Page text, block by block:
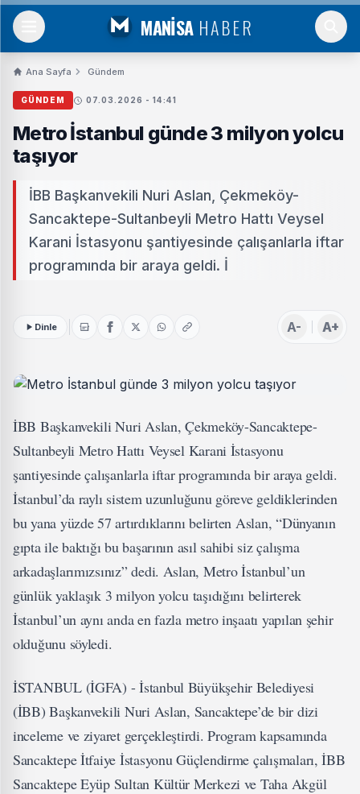
MANİSA HABER
Ana Sayfa Gündem
GÜNDEM 07.03.2026 - 14:41
Metro İstanbul günde 3 milyon yolcu
taşıyor
İBB Başkanvekili Nuri Aslan, Çekmeköy-
Sancaktepe-Sultanbeyli Metro Hattı Veysel
Karani İstasyonu şantiyesinde çalışanlarla iftar
programında bir araya geldi. İ
Dinle A- A+
İBB Başkanvekili Nuri Aslan, Çekmeköy-Sancaktepe-
Sultanbeyli Metro Hattı Veysel Karani İstasyonu
şantiyesinde çalışanlarla iftar programında bir araya geldi.
İstanbul’da raylı sistem uzunluğunu göreve geldiklerinden
bu yana yüzde 57 artırdıklarını belirten Aslan, “Dünyanın
gıpta ile baktığı bu başarının asıl sahibi siz çalışma
arkadaşlarımızsınız” dedi. Aslan, Metro İstanbul’un
günlük yaklaşık 3 milyon yolcu taşıdığını belirterek
İstanbul’un aynı anda en fazla metro inşaatı yapılan şehir
olduğunu söyledi.
İSTANBUL (İGFA) - İstanbul Büyükşehir Belediyesi
(İBB) Başkanvekili Nuri Aslan, Sancaktepe’de bir dizi
inceleme ve ziyaret gerçekleştirdi. Program kapsamında
Sancaktepe İtfaiye İstasyonu Güçlendirme çalışmaları, İBB
Sancaktepe Eyüp Sultan Kültür Merkezi ve Taha Akgül